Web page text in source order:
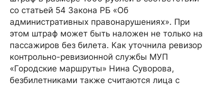
со статьей 54 Закона РБ «Об
административных правонарушениях». При
этом штраф может быть наложен не только на
пассажиров без билета. Как уточнила ревизор
контрольно-ревизионной службы МУП
«Городские маршруты» Нина Суворова,
безбилетниками также считаются лица с